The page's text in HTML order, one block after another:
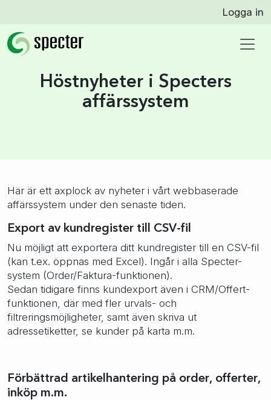
Logga in
Höstnyheter i Specters
affärssystem
Här är ett axplock av nyheter i vårt webbaserade
affärssystem under den senaste tiden.
Export av kundregister till CSV-fil
Nu möjligt att exportera ditt kundregister till en CSV-fil
(kan t.ex. öppnas med Excel). Ingår i alla Specter-
system (Order/Faktura-funktionen).
Sedan tidigare finns kundexport även i CRM/Offert-
funktionen, där med fler urvals- och
filtreringsmöjligheter, samt även skriva ut
adressetiketter, se kunder på karta m.m.
Förbättrad artikelhantering på order, offerter,
inköp m.m.